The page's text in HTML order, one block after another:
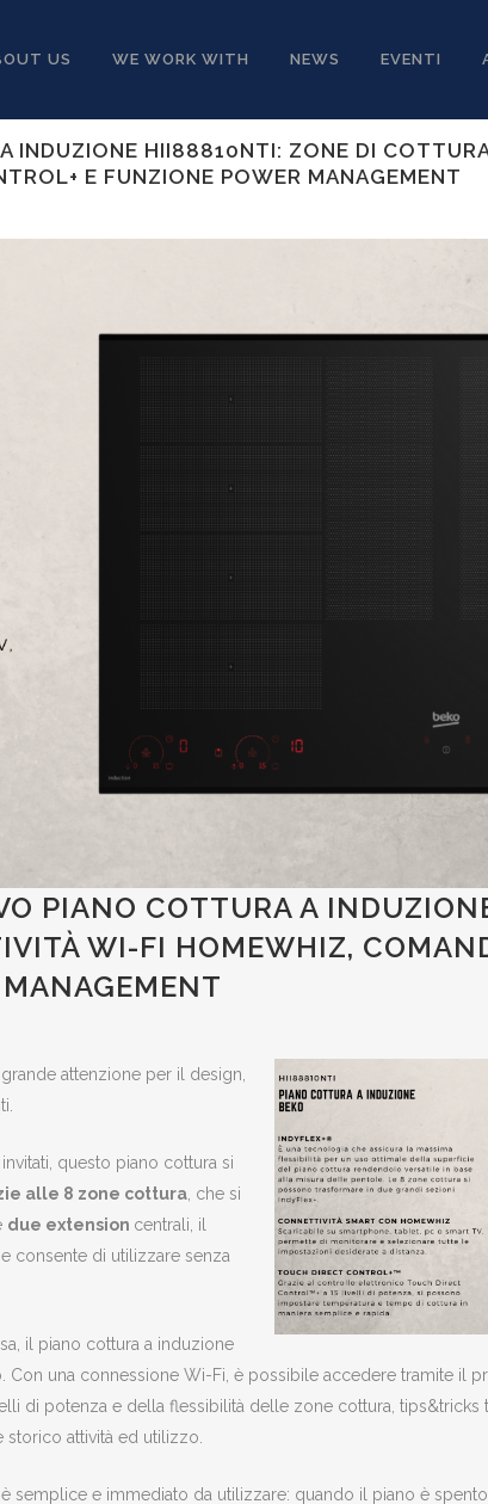
US WE WORK WITH NEWS EVENTI
INDUZIONE HII88810NTI: ZONE DI
E FUNZIONE POWER MANAGEMENT
PIANO COTTURA A
WI-FI HOMEWHIZ,
attenzione per il design,
questo piano cottura si
alle 8 zone cottura , che si
due extension centrali, il
consente di utilizzare senza
il piano cottura a induzione
Con una connessione Wi-Fi, è possibile accedere tramite il
potenza e della flessibilità delle zone cottura, tips&tricks
attività ed utilizzo.
è semplice e immediato da utilizzare: quando il piano è